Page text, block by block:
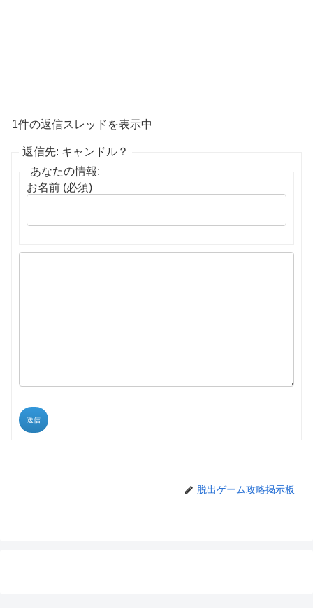
1件の返信スレッドを表示中
返信先: キャンドル？
あなたの情報:
お名前 (必須)
送信
脱出ゲーム攻略掲示板